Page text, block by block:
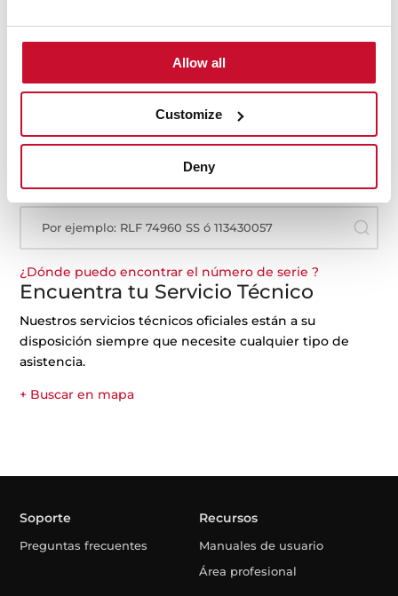
Allow all
Customize
Deny
Manuales
el producto. Pero si lo has perdido o no lo encuentras,
Por ejemplo: RLF 74960 SS ó 113430057
¿Dónde puedo encontrar el número de serie ?
Encuentra tu Servicio Técnico
Nuestros servicios técnicos oficiales están a su
disposición siempre que necesite cualquier tipo de
asistencia.
+ Buscar en mapa
Soporte
Preguntas frecuentes
Recursos
Manuales de usuario
Área profesional